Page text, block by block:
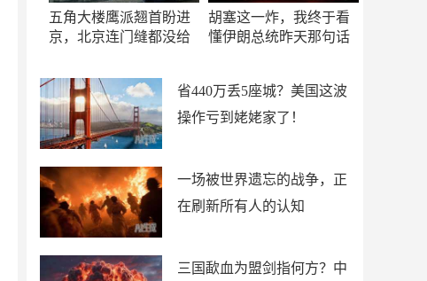
五角大楼鹰派翘首盼进
京，北京连门缝都没给
胡塞这一炸，我终于看
懂伊朗总统昨天那句话
省440万丢5座城？美国这波
操作亏到姥姥家了！
一场被世界遗忘的战争，正
在刷新所有人的认知
三国歃血为盟剑指何方？中